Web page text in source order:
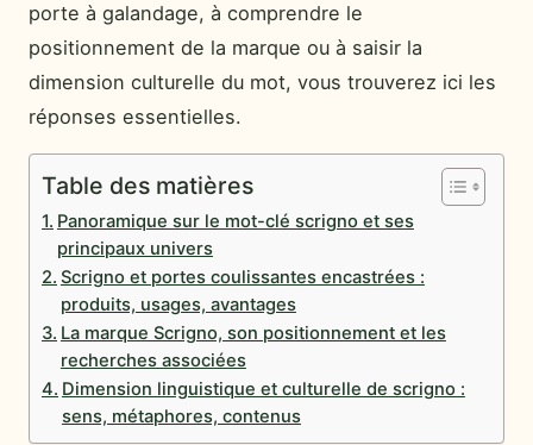
porte à galandage, à comprendre le
positionnement de la marque ou à saisir la
dimension culturelle du mot, vous trouverez ici les
réponses essentielles.
Table des matières
Panoramique sur le mot-clé scrigno et ses
principaux univers
Scrigno et portes coulissantes encastrées :
produits, usages, avantages
La marque Scrigno, son positionnement et les
recherches associées
Dimension linguistique et culturelle de scrigno :
sens, métaphores, contenus